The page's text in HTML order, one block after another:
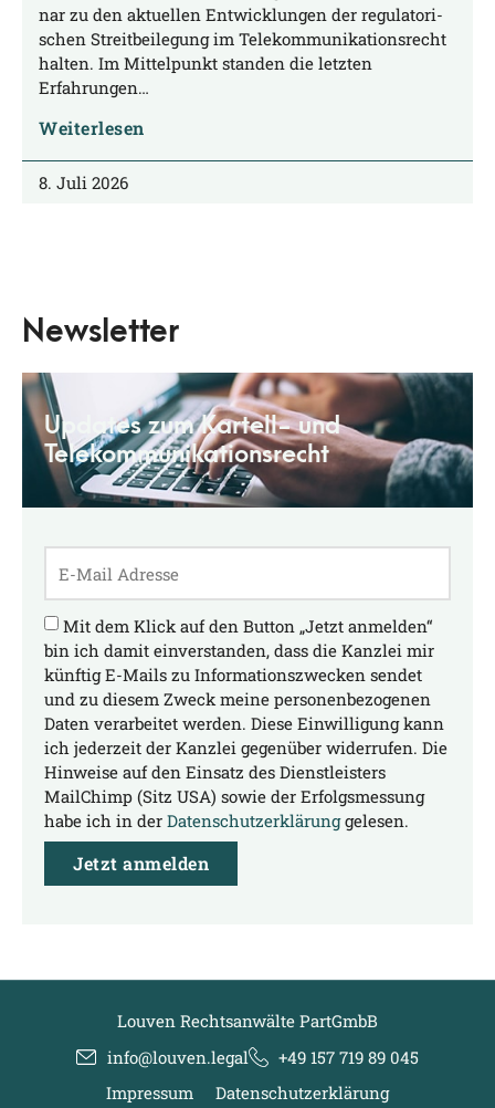
nar zu den aktu­el­len Ent­wick­lun­gen der regu­la­to­ri­
schen Streit­bei­le­gung im Tele­kom­mu­ni­ka­ti­ons­recht
hal­ten. Im Mit­tel­punkt stan­den die letz­ten
Erfahrungen…
Weiterlesen
8. Juli 2026
Newsletter
Updates zum Kartell- und
Telekommunikationsrecht
Mit dem Klick auf den Button „Jetzt anmelden“
bin ich damit einverstanden, dass die Kanzlei mir
künftig E-Mails zu Informationszwecken sendet
und zu diesem Zweck meine personenbezogenen
Daten verarbeitet werden. Diese Einwilligung kann
ich jederzeit der Kanzlei gegenüber widerrufen. Die
Hinweise auf den Einsatz des Dienstleisters
MailChimp (Sitz USA) sowie der Erfolgsmessung
habe ich in der Datenschutzerklärunggelesen.
Jetzt anmelden
Louven Rechtsanwälte PartGmbB
info@louven.legal
+49 157 719 89 045
Impressum
Datenschutzerklärung